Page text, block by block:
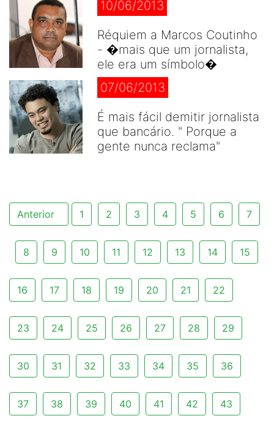
10/06/2013
Réquiem a Marcos Coutinho
- �mais que um jornalista,
ele era um símbolo�
07/06/2013
É mais fácil demitir jornalista
que bancário. " Porque a
gente nunca reclama"
Anterior 1 2 3 4 5 6 7
8 9 10 11 12 13 14 15
16 17 18 19 20 21 22
23 24 25 26 27 28 29
30 31 32 33 34 35 36
37 38 39 40 41 42 43